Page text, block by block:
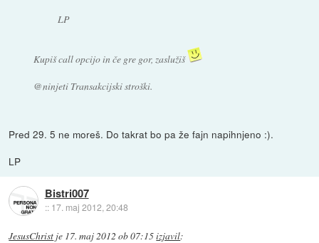
LP
Kupiš call opcijo in če gre gor, zaslužiš
@ninjeti Transakcijski stroški.
Pred 29. 5 ne moreš. Do takrat bo pa že fajn napihnjeno :).
LP
Bistri007
:: 17. maj 2012, 20:48
JesusChrist je 17. maj 2012 ob 07:15izjavil: